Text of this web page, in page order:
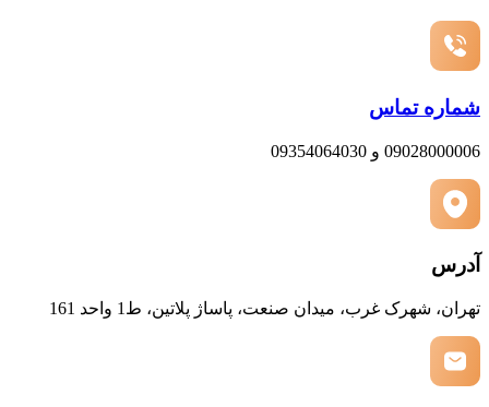
شماره تماس
09028000006 و 09354064030
آدرس
تهران، شهرک غرب، میدان صنعت، پاساژ پلاتین، ط1 واحد 161